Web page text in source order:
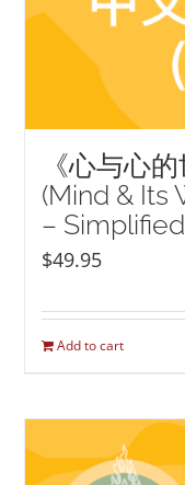
《心与心
(Mind & Its
–
$49.95
Add to cart